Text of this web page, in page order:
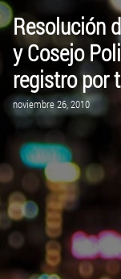
Resolución
y Cosejo
registro por
noviembre 26, 2010